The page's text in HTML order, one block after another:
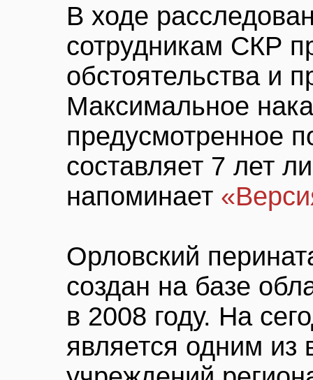
В ходе
сотрудникам СКР
обстоятельства и
Максимальное
предусмотренное
составляет 7 лет
напоминает
Орловский
создан на базе
в 2008 году. На
является одним из